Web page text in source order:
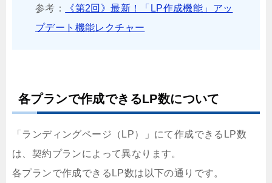
参考：
《第2回》最新！「LP作成機能」アッ
プデート機能レクチャー
各プランで作成できるLP数について
「ランディングページ（LP）」にて作成できるLP数
は、契約プランによって異なります。
各プランで作成できるLP数は以下の通りです。